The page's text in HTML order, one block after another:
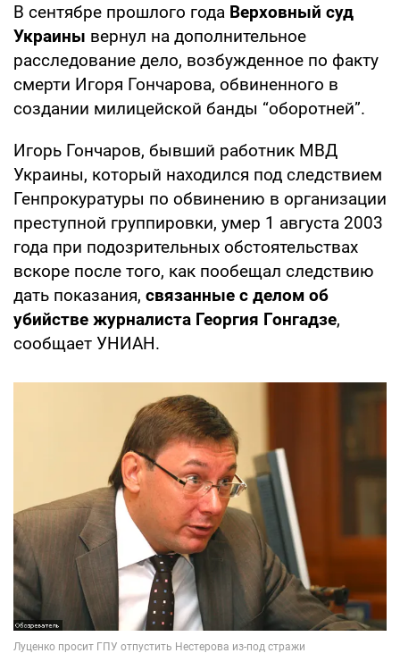
В сентябре прошлого года Верховный суд
Украины вернул на дополнительное
расследование дело, возбужденное по факту
смерти Игоря Гончарова, обвиненного в
создании милицейской банды “оборотней”.
Игорь Гончаров, бывший работник МВД
Украины, который находился под следствием
Генпрокуратуры по обвинению в организации
преступной группировки, умер 1 августа 2003
года при подозрительных обстоятельствах
вскоре после того, как пообещал следствию
дать показания, связанные с делом об
убийстве журналиста Георгия Гонгадзе,
сообщает УНИАН.